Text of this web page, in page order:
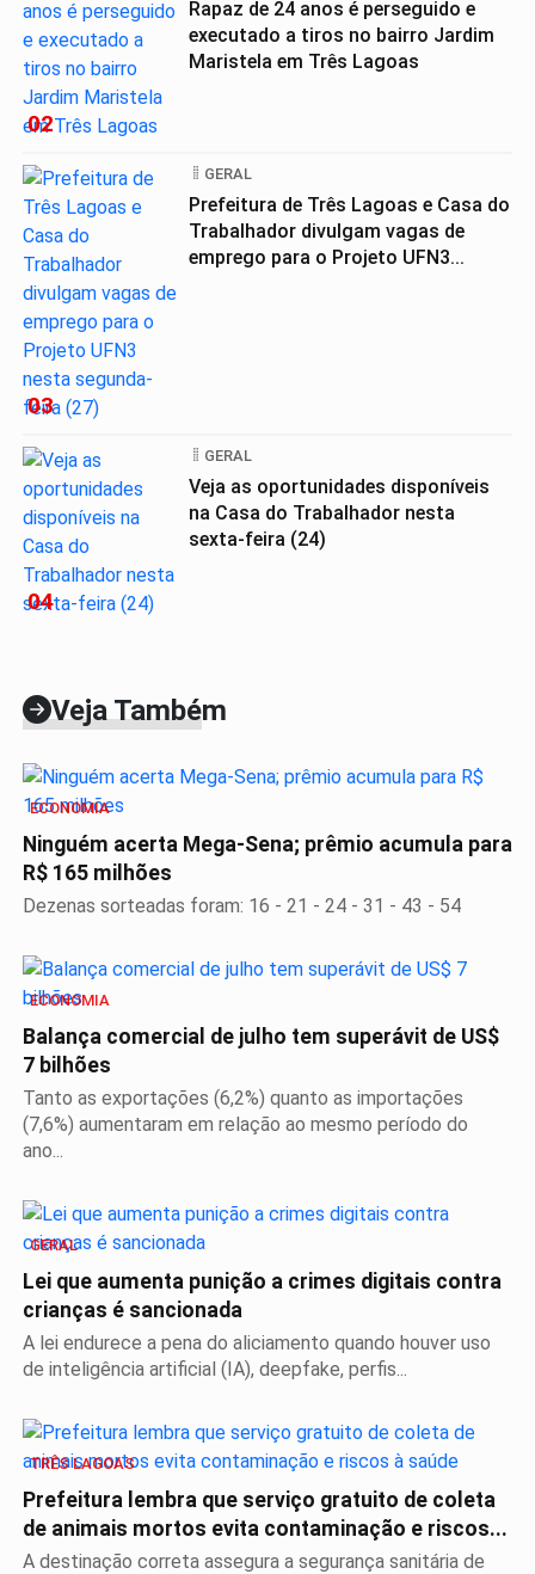
02
Rapaz de 24 anos é perseguido e
executado a tiros no bairro Jardim
Maristela em Três Lagoas
03
GERAL
Prefeitura de Três Lagoas e Casa do
Trabalhador divulgam vagas de
emprego para o Projeto UFN3...
04
GERAL
Veja as oportunidades disponíveis
na Casa do Trabalhador nesta
sexta-feira (24)
Veja Também
ECONOMIA
Ninguém acerta Mega-Sena; prêmio acumula para
R$ 165 milhões
Dezenas sorteadas foram: 16 - 21 - 24 - 31 - 43 - 54
ECONOMIA
Balança comercial de julho tem superávit de US$
7 bilhões
Tanto as exportações (6,2%) quanto as importações
(7,6%) aumentaram em relação ao mesmo período do
ano...
GERAL
Lei que aumenta punição a crimes digitais contra
crianças é sancionada
A lei endurece a pena do aliciamento quando houver uso
de inteligência artificial (IA), deepfake, perfis...
TRÊS LAGOAS
Prefeitura lembra que serviço gratuito de coleta
de animais mortos evita contaminação e riscos...
A destinação correta assegura a segurança sanitária de